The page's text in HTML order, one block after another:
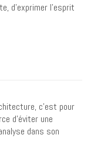
d’exprimer l’esprit
c’est pour
d’éviter une
dans son